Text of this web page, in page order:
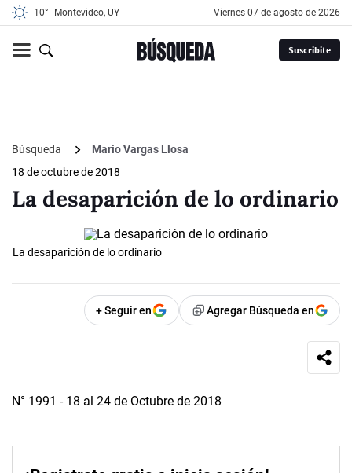
10° Montevideo, UY viernes 07 de agosto de 2026
Suscribite
Búsqueda
Mario Vargas Llosa
18 de octubre de 2018
La desaparición de lo ordinario
La desaparición de lo ordinario
+ Seguir en Agregar Búsqueda en
N° 1991 - 18 al 24 de Octubre de 2018